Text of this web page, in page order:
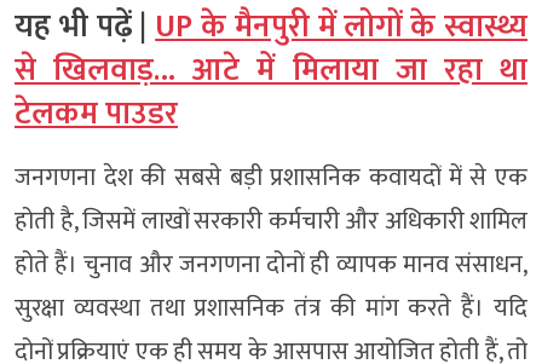
यह भी पढ़ें |UP के मैनपुरी में लोगों के स्वास्थ्य
से खिलवाड़… आटे में मिलाया जा रहा था
टेलकम पाउडर
जनगणना देश की सबसे बड़ी प्रशासनिक कवायदों में से एक
होती है, जिसमें लाखों सरकारी कर्मचारी और अधिकारी शामिल
होते हैं। चुनाव और जनगणना दोनों ही व्यापक मानव संसाधन,
सुरक्षा व्यवस्था तथा प्रशासनिक तंत्र की मांग करते हैं। यदि
दोनों प्रक्रियाएं एक ही समय के आसपास आयोजित होती हैं, तो